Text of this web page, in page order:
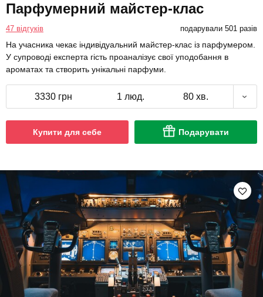
Парфумерний майстер-клас
47 відгуків подарували 501 разів
На учасника чекає індивідуальний майстер-клас із парфумером.
У супроводі експерта гість проаналізує свої уподобання в
ароматах та створить унікальні парфуми.
3330 грн 1 люд. 80 хв.
Купити для себе Подарувати